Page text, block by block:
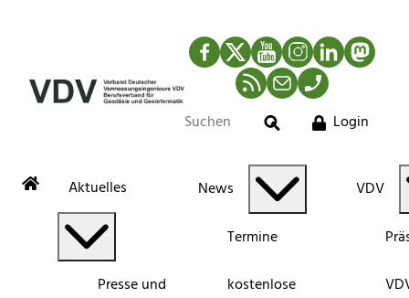
Facebook
TwitterYouTubeInstagram
LinkedIn
RSS-Newsfeed
MailTelefon
Suche
Login
Aktuelles
Presse und
News
Termine
kostenlose
VDV